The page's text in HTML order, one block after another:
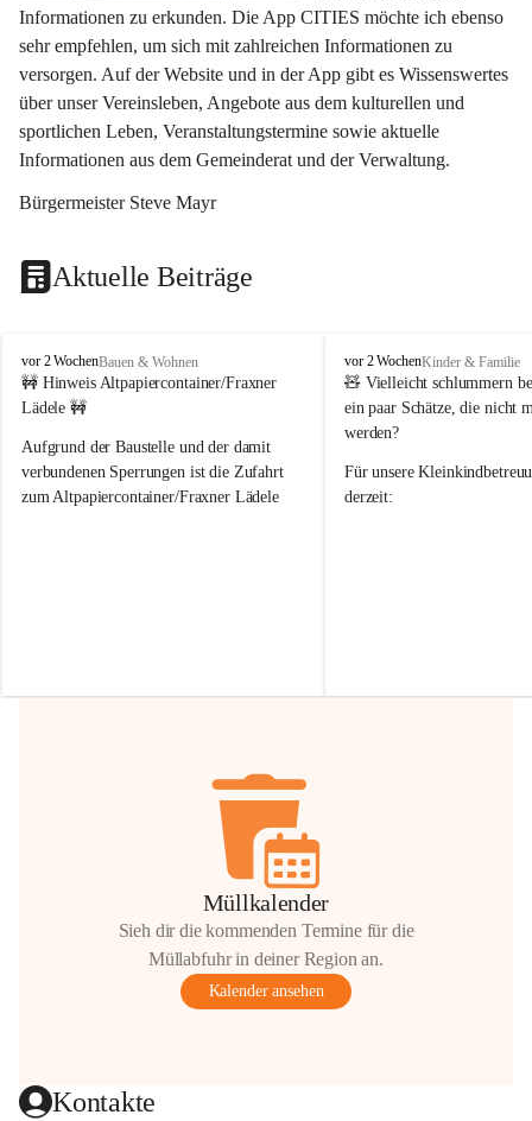
Informationen zu erkunden. Die App CITIES möchte ich ebenso
sehr empfehlen, um sich mit zahlreichen Informationen zu
versorgen. Auf der Website und in der App gibt es Wissenswertes
über unser Vereinsleben, Angebote aus dem kulturellen und
sportlichen Leben, Veranstaltungstermine sowie aktuelle
Informationen aus dem Gemeinderat und der Verwaltung.
Bürgermeister Steve Mayr
Aktuelle Beiträge
F
r
a
e
r
n
vor 2 WochenBauen & Wohnen
🚧 Hinweis Altpapiercontainer/Fraxner
Lädele 🚧
Aufgrund der Baustelle und der damit
verbundenen Sperrungen ist die Zufahrt
zum Altpapiercontainer/Fraxner Lädele
Hilfsbereitschaft!
F
r
a
x
r
n
vor 2 WochenKinder & Familie
🧸 Vielleicht schlummern
ein paar Schätze, die nicht
werden?
Für unsere
derzeit:
Müllkalender
Sieh dir die kommenden Termine für die
Müllabfuhr in deiner Region an.
Kalender ansehen
Kontakte